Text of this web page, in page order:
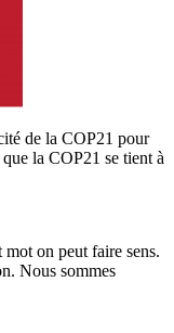
de la COP21 pour
la COP21 se tient à
on peut faire sens.
Nous sommes